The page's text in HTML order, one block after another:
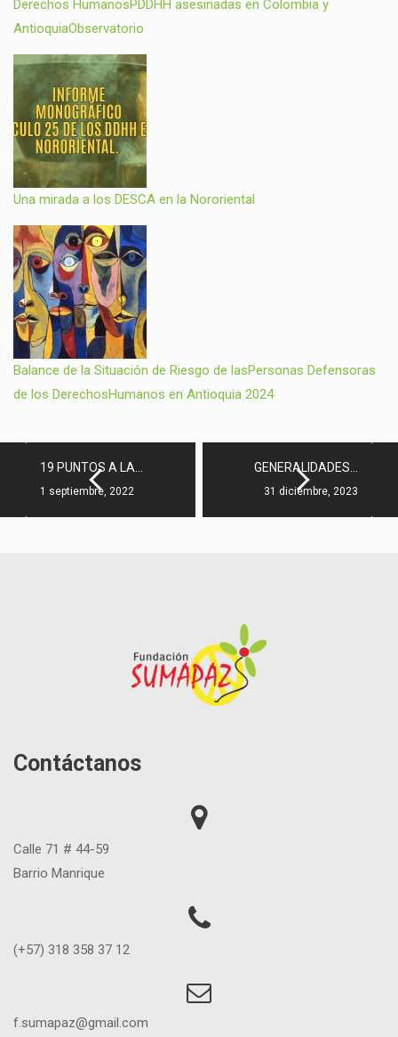
Derechos HumanosPDDHH asesinadas en Colombia y
AntioquiaObservatorio
Una mirada a los DESCA en la Nororiental
Balance de la Situación de Riesgo de lasPersonas Defensoras
de los DerechosHumanos en Antioquia 2024
19 PUNTOS A LA…
1 septiembre, 2022
GENERALIDADES…
31 diciembre, 2023
Contáctanos
Calle 71 # 44-59
Barrio Manrique
(+57) 318 358 37 12
f.sumapaz@gmail.com